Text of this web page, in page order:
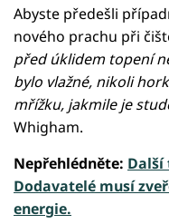
Abyste předešli
nového prachu při
před úklidem topení
bylo vlažné, nikoli
mřížku, jakmile je
Whigham.
Nepřehlédněte: Další
Dodavatelé musí
energie.